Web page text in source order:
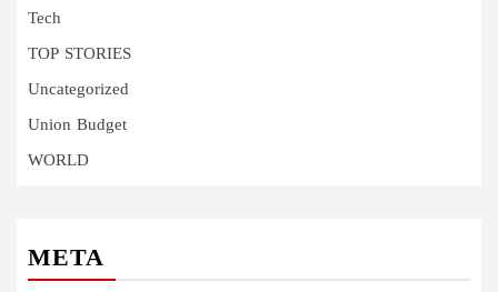
Tech
TOP STORIES
Uncategorized
Union Budget
WORLD
META